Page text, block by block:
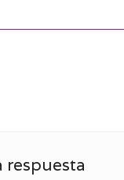
respuesta